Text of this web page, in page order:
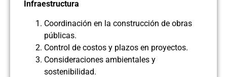
Infraestructura
Coordinación en la construcción de obras
públicas.
Control de costos y plazos en proyectos.
Consideraciones ambientales y
sostenibilidad.